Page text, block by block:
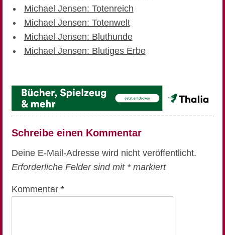
Michael Jensen: Totenreich
Michael Jensen: Totenwelt
Michael Jensen: Bluthunde
Michael Jensen: Blutiges Erbe
Schreibe einen Kommentar
Deine E-Mail-Adresse wird nicht veröffentlicht.
Erforderliche Felder sind mit *markiert
Kommentar *